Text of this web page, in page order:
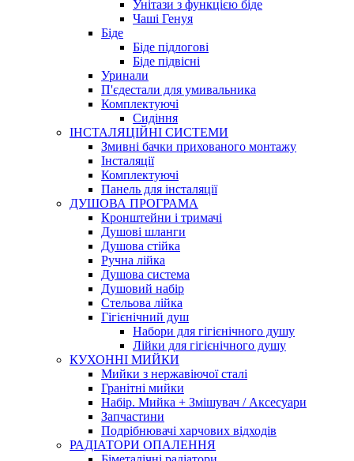
Унітази з функцією біде
Чаші Генуя
Біде
Біде підлогові
Біде підвісні
Уринали
П'єдестали для умивальника
Комплектуючі
Сидіння
ІНСТАЛЯЦІЙНІ СИСТЕМИ
Змивні бачки прихованого монтажу
Інсталяції
Комплектуючі
Панель для інсталяції
ДУШОВА ПРОГРАМА
Кронштейни і тримачі
Душові шланги
Душова стійка
Ручна лійка
Душова система
Душовий набір
Стельова лійка
Гігієнічний душ
Набори для гігієнічного душу
Лійки для гігієнічного душу
КУХОННІ МИЙКИ
Мийки з нержавіючої сталі
Гранітні мийки
Набір. Мийка + Змішувач / Аксесуари
Запчастини
Подрібнювачі харчових відходів
РАДІАТОРИ ОПАЛЕННЯ